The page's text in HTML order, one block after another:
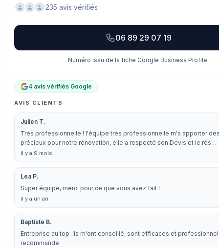
235 avis vérifiés
06 89 29 07 19
Numéro issu de la fiche Google Business Profile.
4 avis vérifiés Google
AVIS CLIENTS
Julien T.
Très professionnelle ! l'équipe très professionnelle m'a apporter
précieux pour notre rénovation, elle a respecté son Devis et le rés…
il y a 9 mois
Lea P.
Super équipe, merci pour ce que vous avez fait !
il y a un an
Baptiste B.
Entreprise au top. Ils m'ont conseillé, sont efficaces et
recommande